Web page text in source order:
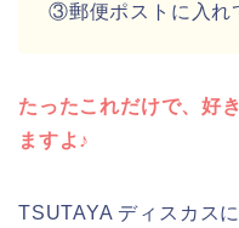
③郵便ポストに入れ
たったこれだけで、好
ますよ♪
TSUTAYA ディスカス